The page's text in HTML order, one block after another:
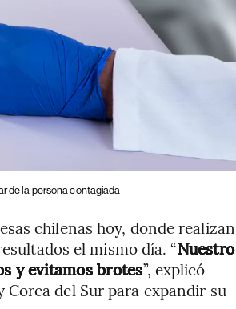
de la persona contagiada
chilenas hoy, donde realizan
el mismo día. “Nuestro
y evitamos brotes”, explicó
del Sur para expandir su